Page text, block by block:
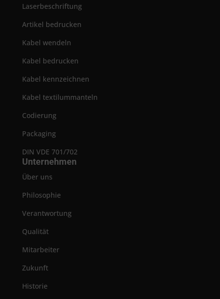
Laserbeschriftung
Artikel bedrucken
Kabel wendeln
Kabel bedrucken
Kabel kennzeichnen
Kabel textilummanteln
Codierung
Packaging
DIN VDE 701/702
Unternehmen
Über uns
Philosophie
Verantwortung
Qualität
Mitarbeiter
Zukunft
Historie